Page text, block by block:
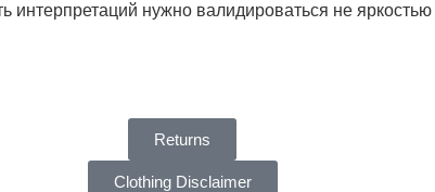
интерпретаций нужно валидироваться не
Returns
Clothing Disclaimer